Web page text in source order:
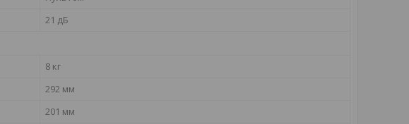
21 дБ
8 кг
292 мм
201 мм